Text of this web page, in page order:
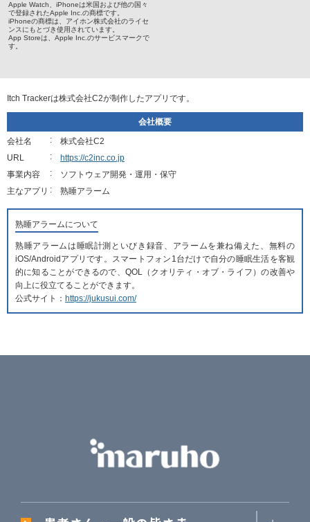
Apple Watch、iPhoneは米国および他の国々
で登録されたApple Inc.の商標です。
iPhoneの商標は、アイホン株式会社のライセ
ンスにもとづき使用されています。
App Storeは、Apple Inc.のサービスマークで
す。
Itch Trackerは株式会社C2が制作したアプリです。
会社概要
会社名
株式会社C2
URL
https://c2inc.co.jp
事業内容
ソフトウェア開発・運用・保守
主なアプリ
熟睡アラーム
熟睡アラームについて
熟睡アラームは睡眠計測といびき録音、アラームを兼ね備えた、無料の
iOS/Androidアプリです。スマートフォン1台だけで自分の睡眠生活を客観
的に知ることができるので、QOL（クオリティ・オブ・ライフ）の改善や
向上に役立てることができます。
公式サイト： https://jukusui.com/